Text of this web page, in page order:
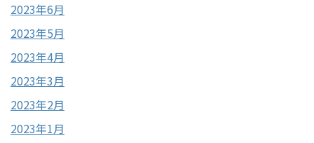
2023年6月
2023年5月
2023年4月
2023年3月
2023年2月
2023年1月